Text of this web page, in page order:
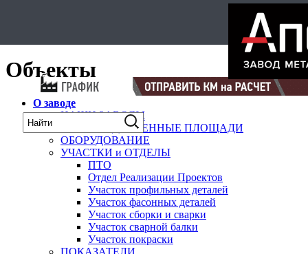
Объекты
О заводе
НАШИ ЗАВОДЫ
ПРОИЗВОДСТВЕННЫЕ ПЛОЩАДИ
ОБОРУДОВАНИЕ
УЧАСТКИ и ОТДЕЛЫ
ПТО
Отдел Реализации Проектов
Участок профильных деталей
Участок фасонных деталей
Участок сборки и сварки
Участок сварной балки
Участок покраски